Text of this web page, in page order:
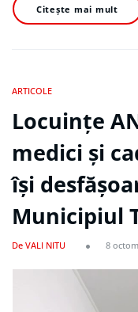
Citește mai mult
ARTICOLE
Locuințe
medici și
își
Municipiul
De VALI NITU 8